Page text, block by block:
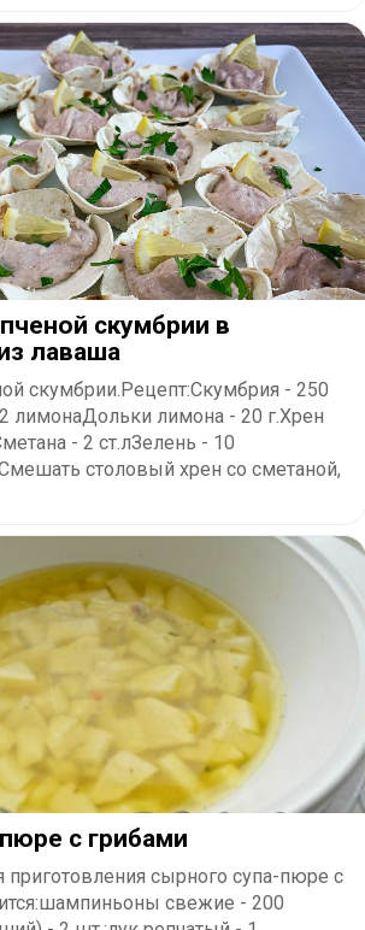
скумбрии в
лаваша
скумбрии.Рецепт:Скумбрия - 250
лимонаДольки лимона - 20 г.Хрен
- 2 ст.лЗелень - 10
столовый хрен со сметаной,
с грибами
сырного супа-пюре с
свежие - 200